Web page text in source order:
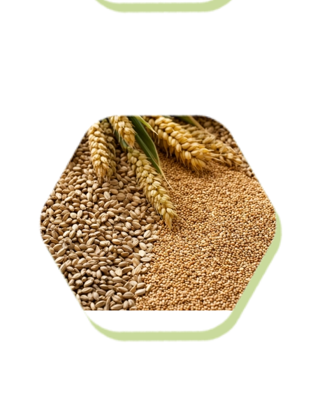
Кормовые добавки для с/х животных
Семена сельскохозяйственных культур